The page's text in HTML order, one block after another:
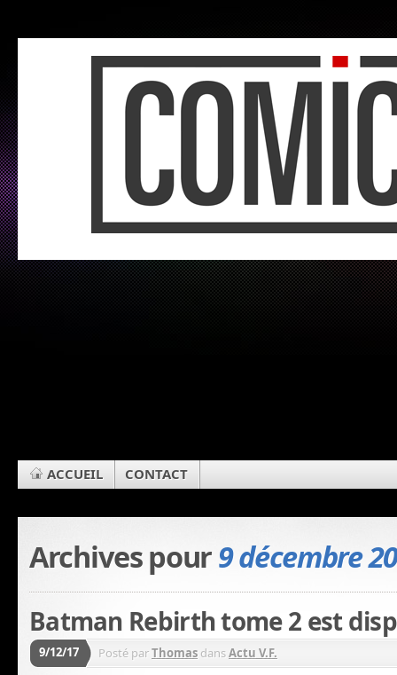
ACCUEIL CONTACT
Archives pour9 décembre
Batman Rebirth tome 2 est
9/12/17 Posté parThomas dansActu V.F.